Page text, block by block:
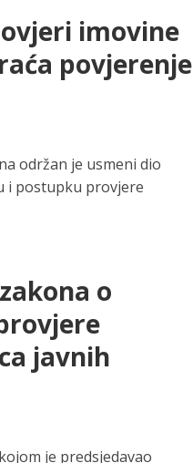
imovine
povjerenje
održan je usmeni dio
i postupku provjere
o
javnih
je predsjedavao